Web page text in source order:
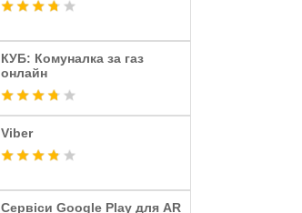
КУБ: Комуналка за газ
онлайн
Viber
Сервіси Google Play для AR